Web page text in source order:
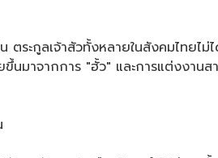
ระกูลเจ้าสัวทั้งหลายในสังคมไทยไม่
นมาจากการ "ฮั้ว" และการแต่งงา